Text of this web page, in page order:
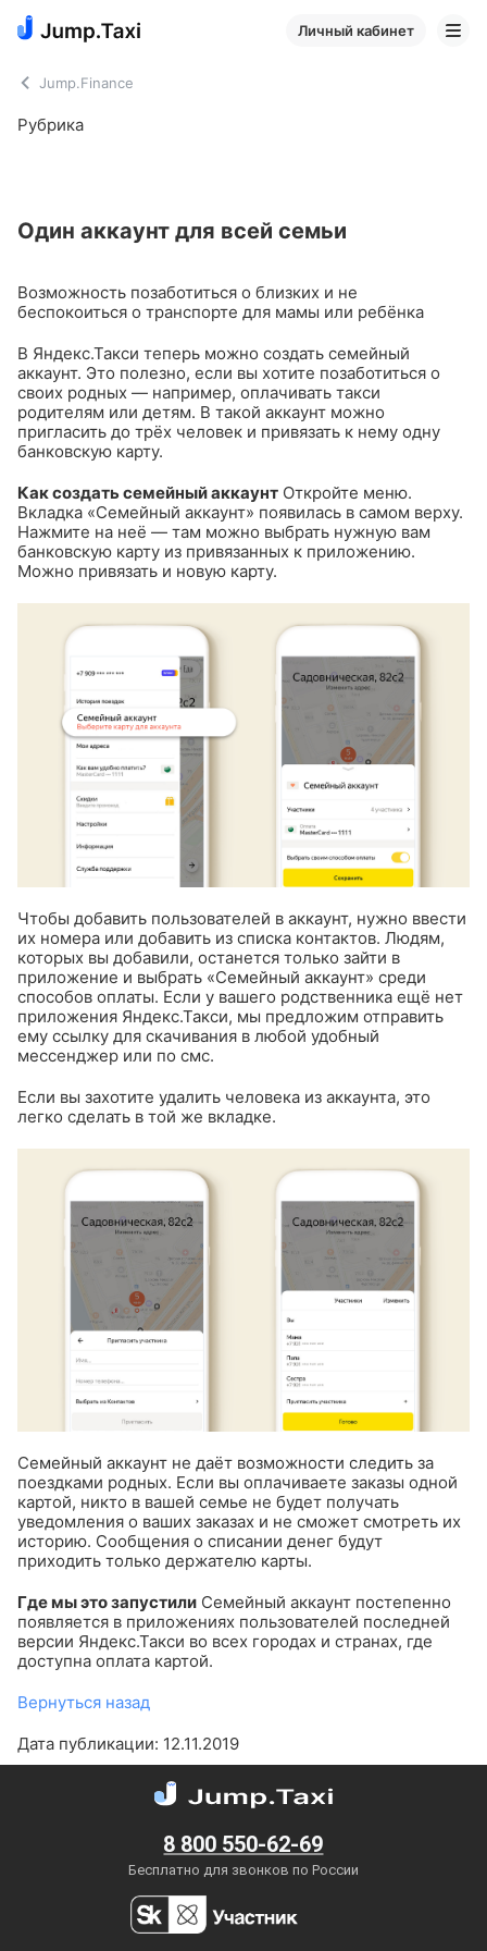
Личный кабинет
Jump.Finance
Рубрика
Один аккаунт для всей семьи
Возможность позаботиться о близких и не
беспокоиться о транспорте для мамы или ребёнка
В Яндекс.Такси теперь можно создать семейный
аккаунт. Это полезно, если вы хотите позаботиться о
своих родных — например, оплачивать такси
родителям или детям. В такой аккаунт можно
пригласить до трёх человек и привязать к нему одну
банковскую карту.
Как создать семейный аккаунт Откройте меню.
Вкладка «Семейный аккаунт» появилась в самом верху.
Нажмите на неё — там можно выбрать нужную вам
банковскую карту из привязанных к приложению.
Можно привязать и новую карту.
Чтобы добавить пользователей в аккаунт, нужно ввести
их номера или добавить из списка контактов. Людям,
которых вы добавили, останется только зайти в
приложение и выбрать «Семейный аккаунт» среди
способов оплаты. Если у вашего родственника ещё нет
приложения Яндекс.Такси, мы предложим отправить
ему ссылку для скачивания в любой удобный
мессенджер или по смс.
Если вы захотите удалить человека из аккаунта, это
легко сделать в той же вкладке.
Семейный аккаунт не даёт возможности следить за
поездками родных. Если вы оплачиваете заказы одной
картой, никто в вашей семье не будет получать
уведомления о ваших заказах и не сможет смотреть их
историю. Сообщения о списании денег будут
приходить только держателю карты.
Где мы это запустили Семейный аккаунт постепенно
появляется в приложениях пользователей последней
версии Яндекс.Такси во всех городах и странах, где
доступна оплата картой.
Вернуться назад
Дата публикации: 12.11.2019
8 800 550-62-69
Бесплатно для звонков по России